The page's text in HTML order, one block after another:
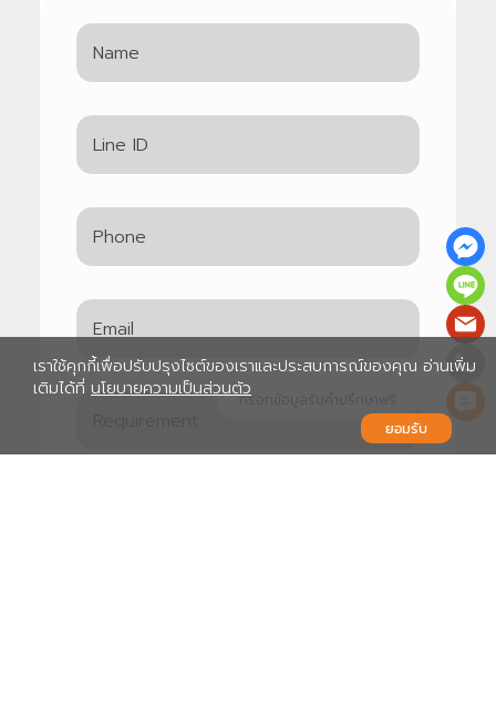
กรอกข้อมูลรับคำปรึกษาฟรี
เราใช้คุกกี้เพื่อปรับปรุงไซต์ของเราและประสบการณ์ของคุณ อ่านเพิ่ม
เติมได้ที่ นโยบายความเป็นส่วนตัว
ยอมรับ